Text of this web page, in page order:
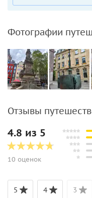
Фотографии
Отзывы
4.8 из 5
10 оценок
5 4 3